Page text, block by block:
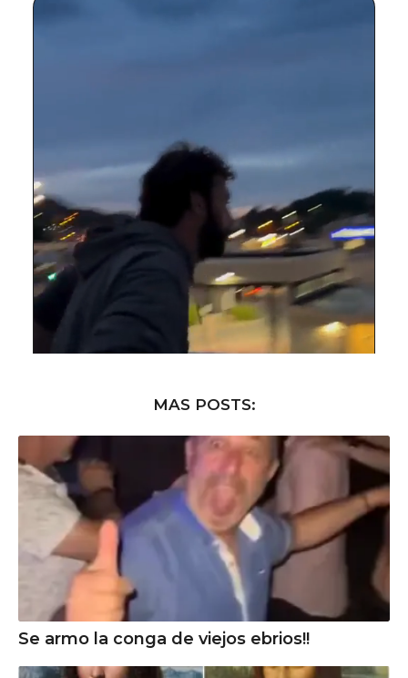
MAS POSTS:
Se armo la conga de viejos ebrios!!